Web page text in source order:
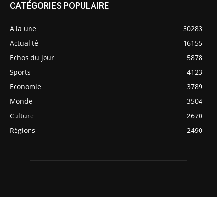
CATÉGORIES POPULAIRE
A la une
30283
Actualité
16155
Echos du jour
5878
Sports
4123
Economie
3789
Monde
3504
Culture
2670
Régions
2490